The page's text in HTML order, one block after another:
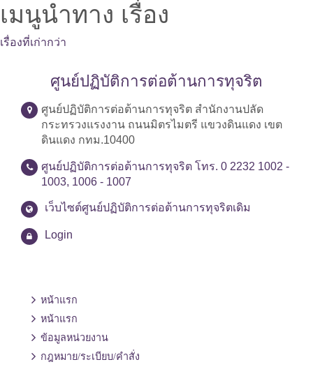
เมนูนำทาง เรื่อง
เรื่องที่เก่ากว่า
ศูนย์ปฏิบัติการต่อต้านการทุจริต
ศูนย์ปฏิบัติการต่อต้านการทุจริต สำนักงานปลัด
กระทรวงแรงงาน ถนนมิตรไมตรี แขวงดินแดง เขต
ดินแดง กทม.10400
ศูนย์ปฏิบัติการต่อต้านการทุจริต โทร. 0 2232 1002 -
1003, 1006 - 1007
เว็บไซต์ศูนย์ปฏิบัติการต่อต้านการทุจริตเดิม
Login
หน้าแรก
หน้าแรก
ข้อมูลหน่วยงาน
กฎหมาย/ระเบียบ/คำสั่ง